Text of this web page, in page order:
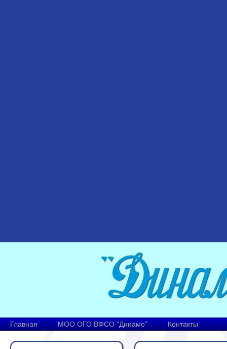
Главная МОО ОГО ВФСО "Динамо" Контакты